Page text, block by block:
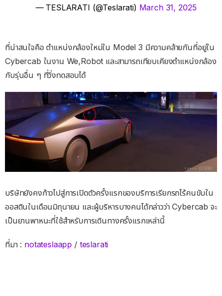
— TESLARATI (@Teslarati) March 31, 2025
ที่น่าสนใจคือ ตำแหน่งกล้องใหม่ใน Model 3 มีความคล้ายกันที่อยู่ใน
Cybercab ในงาน We,Robot และสามารถเทียบเคียงตำแหน่งกล้อง
กับรุ่นอื่น ๆ ที่วิ่งทดสอบได้
บริษัทยังคงก้าวไปสู่การเปิดตัวครั้งแรกของบริการเรียกรถไร้คนขับใน
ออสตินในเดือนมิถุนายน และผู้บริหารบางคนได้กล่าวว่า Cybercab จะ
เป็นยานพาหนะที่ใช้สําหรับการเดินทางครั้งแรกเหล่านี้
ที่มา : notateslaapp / teslarati